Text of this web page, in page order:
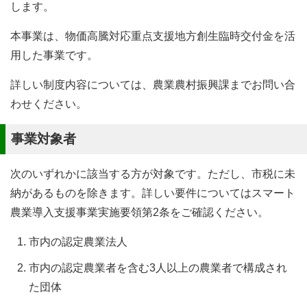
します。
本事業は、物価高騰対応重点支援地方創生臨時交付金を活
用した事業です。
詳しい制度内容については、農業農村振興課までお問い合
わせください。
事業対象者
次のいずれかに該当する方が対象です。ただし、市税に未
納があるものを除きます。詳しい要件についてはスマート
農業導入支援事業実施要領第2条をご確認ください。
市内の認定農業法人
市内の認定農業者を含む3人以上の農業者で構成され
た団体